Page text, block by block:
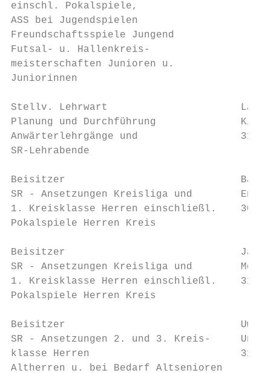
einschl. Pokalspiele,
ASS bei Jugendspielen
Freundschaftsspiele Jungend
Futsal- u. Hallenkreis-
meisterschaften Junioren u.
Juniorinnen
Stellv. Lehrwart                      Lars
Planung und Durchführung
Anwärterlehrgänge und
SR-Lehrabende
Beisitzer
SR - Ansetzungen Kreisliga und
1. Kreisklasse Herren einschließl.
Pokalspiele Herren Kreis
Beisitzer                             Janik
SR - Ansetzungen Kreisliga und
1. Kreisklasse Herren einschließl.
Pokalspiele Herren Kreis
Beisitzer                             Uwe
SR - Ansetzungen 2. und 3. Kreis-
klasse Herren                         31632
Altherren u. bei Bedarf Altsenioren